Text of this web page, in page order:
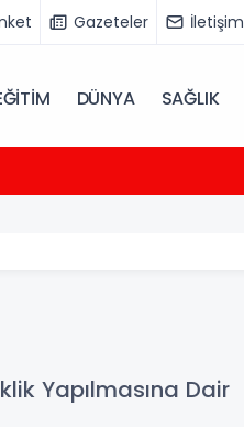
Gazeteler İletişim
DÜNYA SAĞLIK
Yapılmasına Dair